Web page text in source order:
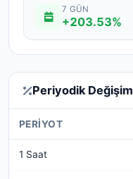
7 GÜN
+203.53%
Periyodik Değişim
PERIYOT
1 Saat